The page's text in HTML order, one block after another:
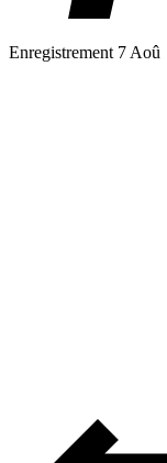
Enregistrement 7 Aoû